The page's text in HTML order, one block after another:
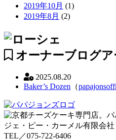
2019年10月 (1)
2019年8月 (2)
オーナーブログ
2025.08.20
Baker’s Dozen （
ジェ・ピー・カーメル有限会社
TEL／075-722-6406